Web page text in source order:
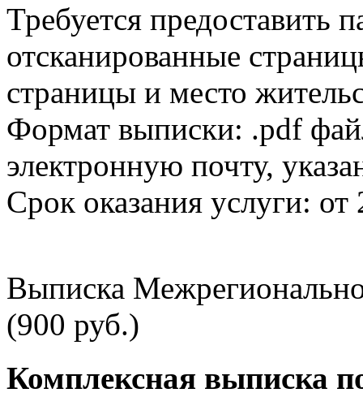
Требуется предоставить
отсканированные
страницы и место
Формат выписки: .pdf
электронную почту,
Срок оказания услуги: от
Выписка
(900 руб.)
Комплексная выписка